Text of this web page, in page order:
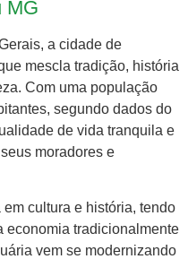
MG
a cidade de
mescla tradição, história
Com uma população
segundo dados do
de vida tranquila e
moradores e
cultura e história, tendo
economia tradicionalmente
vem se modernizando